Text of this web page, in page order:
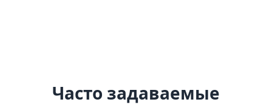
Часто задаваемые